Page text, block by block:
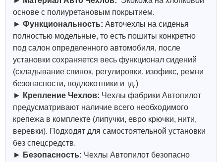
основе с полиуретановым покрытием.
► Функциональность: Авточехлы на сиденья
полностью модельные, то есть пошиты конкретно
под салон определенного автомобиля, после
установки сохраняется весь функционал сидений
(складывание спинок, регулировки, изофикс, ремни
безопасности, подлокотники и тд.)
► Крепление Чехлов: Чехлы фабрики Автопилот
предусматривают наличие всего необходимого
крепежа в комплекте (липучки, евро крючки, нити,
веревки). Подходят для самостоятельной установки
без спецсредств.
► Безопасность: Чехлы Автопилот безопасно